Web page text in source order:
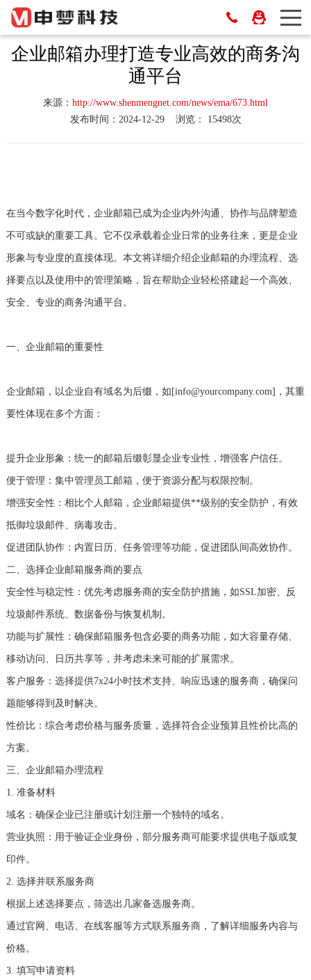
‌企业邮箱办理打造专业高效的商务沟
通平台‌
来源： http://www.shenmengnet.com/news/ema/673.html
发布时间：2024-12-29
浏览： 15498次
在当今数字化时代，企业邮箱已成为企业内外沟通、协作与品牌塑造
不可或缺的重要工具。它不仅承载着企业日常的业务往来，更是企业
形象与专业度的直接体现。本文将详细介绍企业邮箱的办理流程、选
择要点以及使用中的管理策略，旨在帮助企业轻松搭建起一个高效、
安全、专业的商务沟通平台。
一、企业邮箱的重要性
企业邮箱，以企业自有域名为后缀，如[info@yourcompany.com]，其重
要性体现在多个方面：
‌提升企业形象‌：统一的邮箱后缀彰显企业专业性，增强客户信任。
‌便于管理‌：集中管理员工邮箱，便于资源分配与权限控制。
‌增强安全性‌：相比个人邮箱，企业邮箱提供**级别的安全防护，有效
抵御垃圾邮件、病毒攻击。
‌促进团队协作‌：内置日历、任务管理等功能，促进团队间高效协作。
二、选择企业邮箱服务商的要点
‌安全性与稳定性‌：优先考虑服务商的安全防护措施，如SSL加密、反
垃圾邮件系统、数据备份与恢复机制。
‌功能与扩展性‌：确保邮箱服务包含必要的商务功能，如大容量存储、
移动访问、日历共享等，并考虑未来可能的扩展需求。
‌客户服务‌：选择提供7x24小时技术支持、响应迅速的服务商，确保问
题能够得到及时解决。
‌性价比‌：综合考虑价格与服务质量，选择符合企业预算且性价比高的
方案。
三、企业邮箱办理流程
1. 准备材料
‌域名‌：确保企业已注册或计划注册一个独特的域名。
‌营业执照‌：用于验证企业身份，部分服务商可能要求提供电子版或复
印件。
2. 选择并联系服务商
根据上述选择要点，筛选出几家备选服务商。
通过官网、电话、在线客服等方式联系服务商，了解详细服务内容与
价格。
3. 填写申请资料